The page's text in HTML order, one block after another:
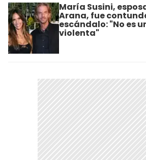
María Susini,
Arana, fue
escándalo: "No es
violenta"